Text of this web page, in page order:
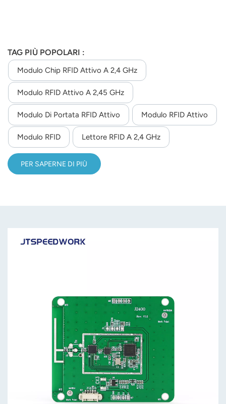
Indonesia
norsk
magyar
TAG PIÙ POPOLARI :
Modulo Chip RFID Attivo A 2,4 GHz
Modulo RFID Attivo A 2,45 GHz
Modulo Di Portata RFID Attivo Modulo RFID Attivo
Modulo RFID Lettore RFID A 2,4 GHz
PER SAPERNE DI PIÙ